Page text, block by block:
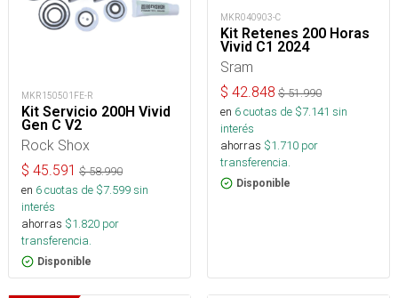
MKR150501FE-R
Kit Servicio 200H Vivid
Gen C V2
Rock Shox
$ 45.591 $58.990
en 6cuotas de $7.599sin
interés
ahorras $1.820 por
transferencia.
Disponible
MKR040903-C
Kit Retenes 200 Horas
Vivid C1 2024
Sram
$ 42.848 $51.990
en 6cuotas de $7.141 sin
interés
ahorras $1.710 por
transferencia.
Disponible